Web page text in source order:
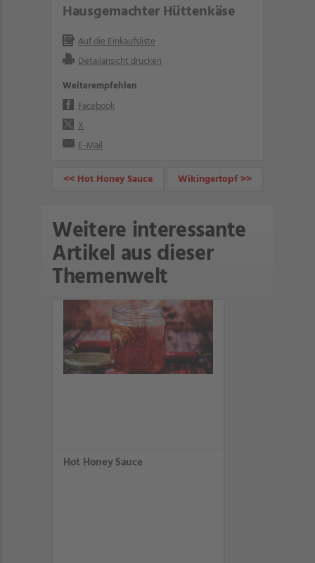
Hausgemachter Hüttenkäse
Auf die Einkaufsliste
Detailansicht drucken
Weiterempfehlen
Facebook
X
E-Mail
<< Hot Honey Sauce Wikingertopf >>
Weitere interessante
Artikel aus dieser
Themenwelt
Hot Honey Sauce